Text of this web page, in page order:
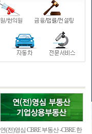
연(전)영심 CBRE 부동산 -CBRE 한